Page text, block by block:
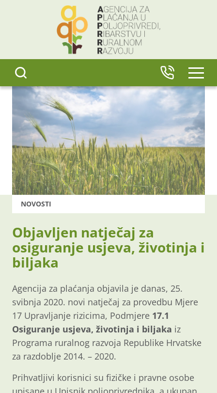
NOVOSTI
Objavljen natječaj za
osiguranje usjeva, životinja i
biljaka
Agencija za plaćanja objavila je danas, 25.
svibnja 2020. novi natječaj za provedbu Mjere
17 Upravljanje rizicima, Podmjere 17.1
Osiguranje usjeva, životinja i biljaka iz
Programa ruralnog razvoja Republike Hrvatske
za razdoblje 2014. – 2020.
Prihvatljivi korisnici su fizičke i pravne osobe